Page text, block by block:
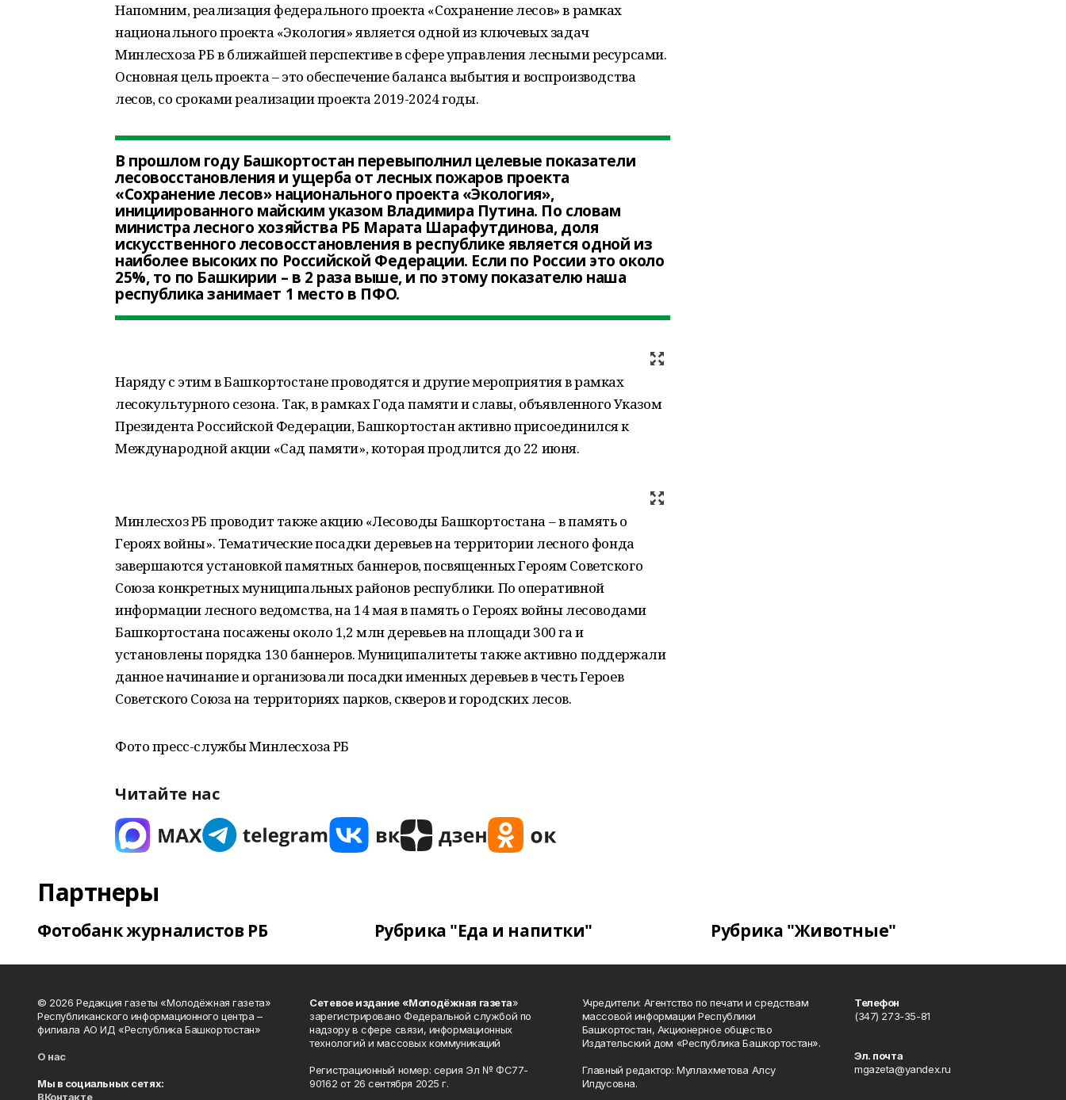
Напомним, реализация федерального проекта «Сохранение лесов» в рамках
национального проекта «Экология» является одной из ключевых задач
Минлесхоза РБ в ближайшей перспективе в сфере управления лесными ресурсами.
Основная цель проекта – это обеспечение баланса выбытия и воспроизводства
лесов, со сроками реализации проекта 2019-2024 годы.
В прошлом году Башкортостан перевыполнил целевые показатели
лесовосстановления и ущерба от лесных пожаров проекта
«Сохранение лесов» национального проекта «Экология»,
инициированного майским указом Владимира Путина. По словам
министра лесного хозяйства РБ Марата Шарафутдинова, доля
искусственного лесовосстановления в республике является одной из
наиболее высоких по Российской Федерации. Если по России это около
25%, то по Башкирии – в 2 раза выше, и по этому показателю наша
республика занимает 1 место в ПФО.
Наряду с этим в Башкортостане проводятся и другие мероприятия в рамках
лесокультурного сезона. Так, в рамках Года памяти и славы, объявленного Указом
Президента Российской Федерации, Башкортостан активно присоединился к
Международной акции «Сад памяти», которая продлится до 22 июня.
Минлесхоз РБ проводит также акцию «Лесоводы Башкортостана – в память о
Героях войны». Тематические посадки деревьев на территории лесного фонда
завершаются установкой памятных баннеров, посвященных Героям Советского
Союза конкретных муниципальных районов республики. По оперативной
информации лесного ведомства, на 14 мая в память о Героях войны лесоводами
Башкортостана посажены около 1,2 млн деревьев на площади 300 га и
установлены порядка 130 баннеров. Муниципалитеты также активно поддержали
данное начинание и организовали посадки именных деревьев в честь Героев
Советского Союза на территориях парков, скверов и городских лесов.
Фото пресс-службы Минлесхоза РБ
Читайте нас
Партнеры
Фотобанк журналистов РБ Рубрика "Еда и напитки" Рубрика "Животные"
© 2026 Редакция газеты «Молодёжная газета»
Республиканского информационного центра –
филиала АО ИД «Республика Башкортостан»
О нас
Мы в социальных сетях:
ВКонтакте
Сетевое издание «Молодёжная газета»
зарегистрировано Федеральной службой по
надзору в сфере связи, информационных
технологий и массовых коммуникаций
Регистрационный номер: серия Эл № ФС77-
90162 от 26 сентября 2025 г.
Учредители: Агентство по печати и средствам
массовой информации Республики
Башкортостан, Акционерное общество
Издательский дом «Республика Башкортостан».
Главный редактор: Муллахметова Алсу
Илдусовна.
Телефон
(347) 273-35-81
Эл. почта
mgazeta@yandex.ru